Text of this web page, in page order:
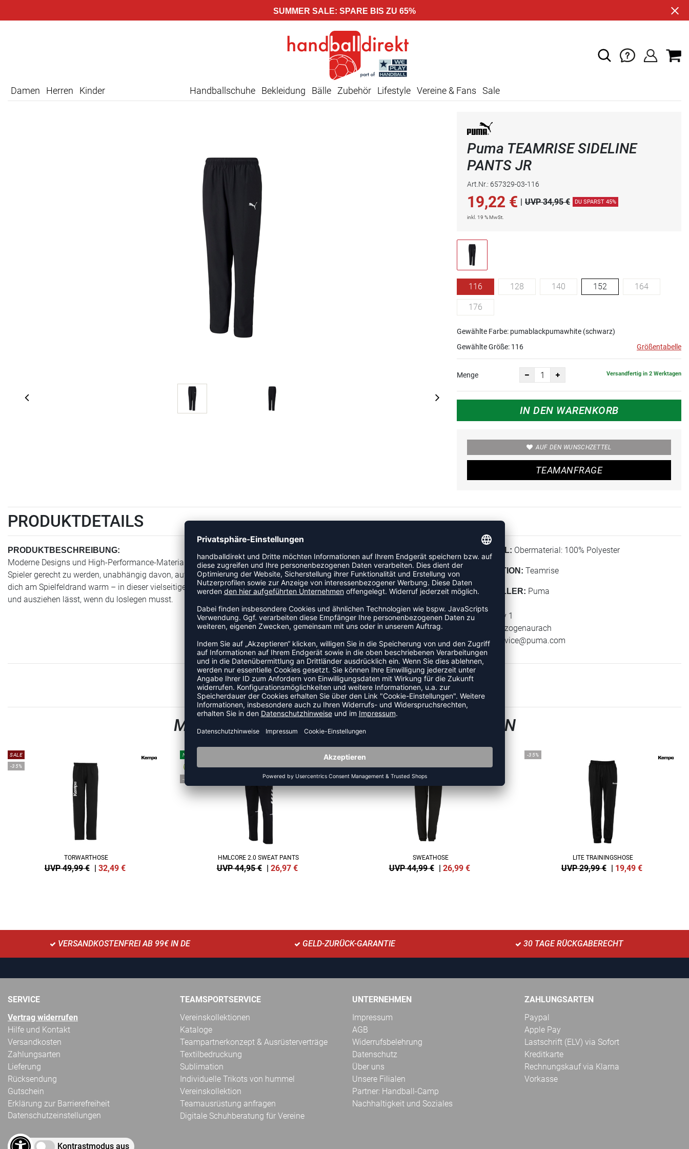
SUMMER SALE: SPARE BIS ZU 65%
Damen Herren Kinder Handballschuhe Bekleidung Bälle Zubehör Lifestyle Vereine & Fans Sale
Puma TEAMRISE SIDELINE
PANTS JR
Art.Nr.: 657329-03-116
19,22 € | UVP 34,95 € DU SPARST 45%
inkl. 19 % MwSt.
116 128 140 152 164
176
Gewählte Farbe: pumablackpumawhite (schwarz)
Gewählte Größe: 116 Größentabelle
Menge Versandfertig in 2 Werktagen
IN DEN WARENKORB
AUF DEN WUNSCHZETTEL
TEAMANFRAGE
PRODUKTDETAILS
PRODUKTBESCHREIBUNG:
Moderne Designs und High-Performance-Materialien vereinen sich in der teamRISE Kollektion, um den Ansprüchen junger
Spieler gerecht zu werden, unabhängig davon, auf welchem Niveau sich deine Mannschaft befindet. Sieh' gut aus und halte
dich am Spielfeldrand warm – in dieser vielseitigen, gewebten Hose mit Reißverschluss an den Beinen, die sich leicht an-
und ausziehen lässt, wenn du loslegen musst.
MATERIAL: Obermaterial: 100% Polyester
KOLLEKTION: Teamrise
HERSTELLER: Puma
Puma SE
Puma Way 1
91074 Herzogenaurach
E-Mail:
service@puma.com
ZULETZT ANGESEHEN
MEHR AUS DER KATEGORIE TRAININGSHOSEN
SALE
-35%
TORWARTHOSE
UVP 49,99 € | 32,49 €
NEW
-40%
HMLCORE 2.0 SWEAT PANTS
UVP 44,95 € | 26,97 €
SALE
SWEATHOSE
UVP 44,99 € | 26,99 €
-35%
LITE TRAININGSHOSE
UVP 29,99 € | 19,49 €
VERSANDKOSTENFREI AB 99€ IN DE GELD-ZURÜCK-GARANTIE 30 TAGE RÜCKGABERECHT
SERVICE
Vertrag widerrufen
Hilfe und Kontakt
Versandkosten
Zahlungsarten
Lieferung
Rücksendung
Gutschein
Erklärung zur Barrierefreiheit
Datenschutzeinstellungen
Kontrastmodus aus
TEAMSPORTSERVICE
Vereinskollektionen
Kataloge
Teampartnerkonzept & Ausrüsterverträge
Textilbedruckung
Sublimation
Individuelle Trikots von hummel
Vereinskollektion
Teamausrüstung anfragen
Digitale Schuhberatung für Vereine
UNTERNEHMEN
Impressum
AGB
Widerrufsbelehrung
Datenschutz
Über uns
Unsere Filialen
Partner: Handball-Camp
Nachhaltigkeit und Soziales
ZAHLUNGSARTEN
Paypal
Apple Pay
Lastschrift (ELV) via Sofort
Kreditkarte
Rechnungskauf via Klarna
Vorkasse